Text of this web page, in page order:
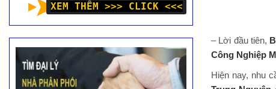
– Lời đầu tiên,
Công Nghiệp
Hiện nay, nhu
XEM THÊM >>> CLICK <<<